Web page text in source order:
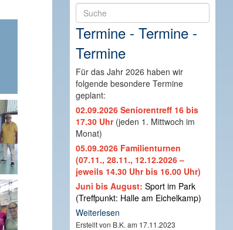
Termine - Termine -
Termine
Für das Jahr 2026 haben wir
folgende besondere Termine
geplant:
02.09.2026 Seniorentreff 16 bis
17.30 Uhr (jeden 1. Mittwoch im
Monat)
05.09.2026 Familienturnen
(07.11., 28.11., 12.12.2026 –
jeweils 14.30 Uhr bis 16.00 Uhr)
Juni bis August: Sport im Park
(Treffpunkt: Halle am Eichelkamp)
Weiterlesen
Erstellt von B.K. am 17.11.2023